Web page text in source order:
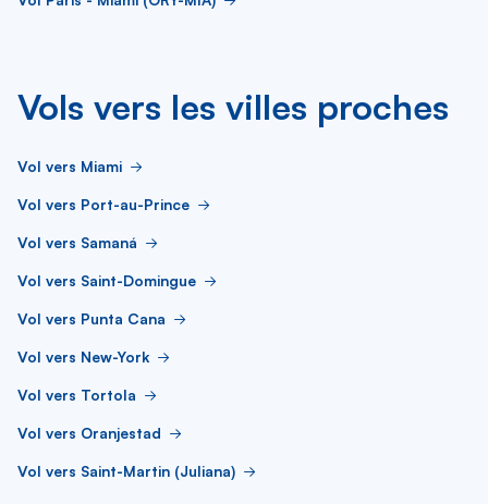
Vols vers les villes proches
Vol vers Miami
Vol vers Port-au-Prince
Vol vers Samaná
Vol vers Saint-Domingue
Vol vers Punta Cana
Vol vers New-York
Vol vers Tortola
Vol vers Oranjestad
Vol vers Saint-Martin (Juliana)